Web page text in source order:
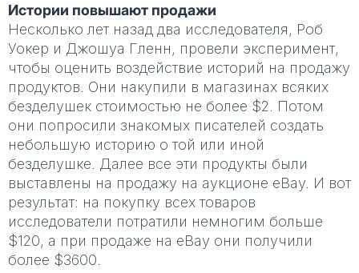
Истории повышают продажи
Несколько лет назад два исследователя, Роб
Уокер и Джошуа Гленн, провели эксперимент,
чтобы оценить воздействие историй на продажу
продуктов. Они накупили в магазинах всяких
безделушек стоимостью не более $2. Потом
они попросили знакомых писателей создать
небольшую историю о той или иной
безделушке. Далее все эти продукты были
выставлены на продажу на аукционе eBay. И вот
результат: на покупку всех товаров
исследователи потратили немногим больше
$120, а при продаже на eBay они получили
более $3600.